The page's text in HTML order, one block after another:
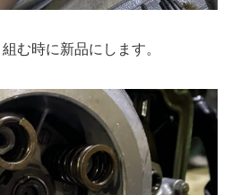
む時に新品にします。